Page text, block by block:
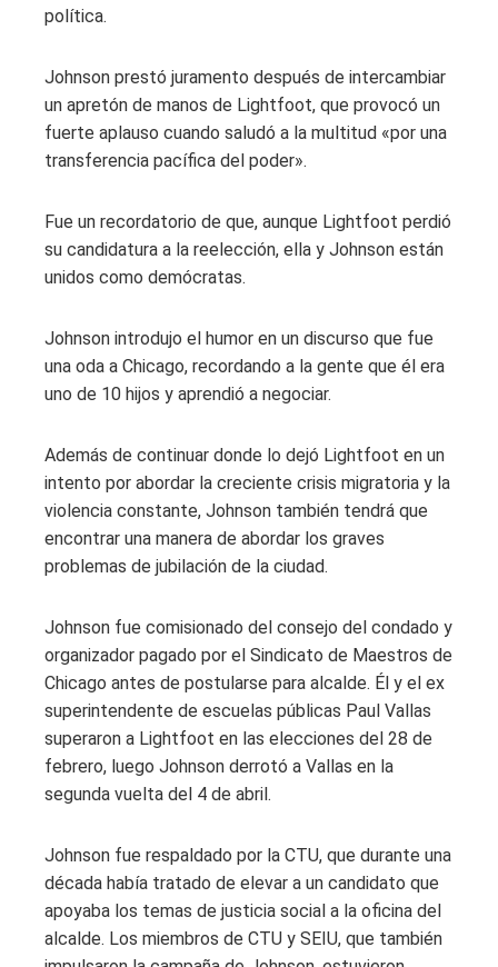
política.
Johnson prestó juramento después de intercambiar
un apretón de manos de Lightfoot, que provocó un
fuerte aplauso cuando saludó a la multitud «por una
transferencia pacífica del poder».
Fue un recordatorio de que, aunque Lightfoot perdió
su candidatura a la reelección, ella y Johnson están
unidos como demócratas.
Johnson introdujo el humor en un discurso que fue
una oda a Chicago, recordando a la gente que él era
uno de 10 hijos y aprendió a negociar.
Además de continuar donde lo dejó Lightfoot en un
intento por abordar la creciente crisis migratoria y la
violencia constante, Johnson también tendrá que
encontrar una manera de abordar los graves
problemas de jubilación de la ciudad.
Johnson fue comisionado del consejo del condado y
organizador pagado por el Sindicato de Maestros de
Chicago antes de postularse para alcalde. Él y el ex
superintendente de escuelas públicas Paul Vallas
superaron a Lightfoot en las elecciones del 28 de
febrero, luego Johnson derrotó a Vallas en la
segunda vuelta del 4 de abril.
Johnson fue respaldado por la CTU, que durante una
década había tratado de elevar a un candidato que
apoyaba los temas de justicia social a la oficina del
alcalde. Los miembros de CTU y SEIU, que también